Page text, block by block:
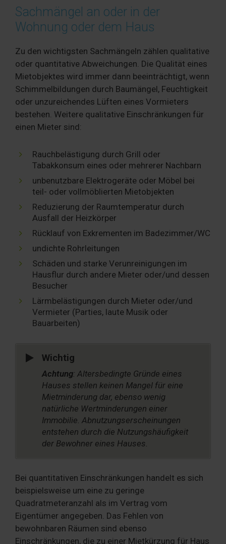
Sachmängel an oder in der
Wohnung oder dem Haus
Zu den wichtigsten Sachmängeln zählen qualitative
oder quantitative Abweichungen. Die Qualität eines
Mietobjektes wird immer dann beeinträchtigt, wenn
Schimmelbildungen durch Baumängel, Feuchtigkeit
oder unzureichendes Lüften eines Vormieters
bestehen. Weitere qualitative Einschränkungen für
einen Mieter sind:
Rauchbelästigung durch Grill oder
Tabakkonsum eines oder mehrerer Nachbarn
unbenutzbare Elektrogeräte oder Möbel bei
teil- oder vollmöblierten Mietobjekten
Reduzierung der Raumtemperatur durch
Ausfall der Heizkörper
Rücklauf von Exkrementen im Badezimmer/WC
undichte Rohrleitungen
Schäden und starke Verunreinigungen im
Hausflur durch andere Mieter oder/und dessen
Besucher
Lärmbelästigungen durch Mieter oder/und
Vermieter (Parties, laute Musik oder
Bauarbeiten)
Wichtig
Achtung: Altersbedingte Gründe eines
Hauses stellen keinen Mangel für eine
Mietminderung dar, ebenso wenig
natürliche Wertminderungen einer
Immobilie. Abnutzungserscheinungen
entstehen durch die Nutzungshäufigkeit
der Bewohner eines Hauses.
Bei quantitativen Einschränkungen handelt es sich
beispielsweise um eine zu geringe
Quadratmeteranzahl als im Vertrag vom
Eigentümer angegeben. Das Fehlen von
bewohnbaren Räumen sind ebenso
Einschränkungen, die zu einer Mietkürzung für Haus